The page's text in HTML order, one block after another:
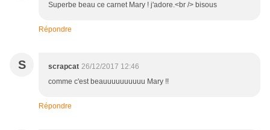
Superbe beau ce carnet Mary ! j'adore.<br /> bisous
Répondre
S scrapcat 26/12/2017 12:46
comme c'est beauuuuuuuuuu Mary !!
Répondre